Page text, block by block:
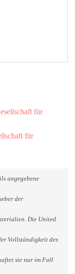
für
für
angegebene
der
Die United
Vollständigkeit des
sie nur im Fall